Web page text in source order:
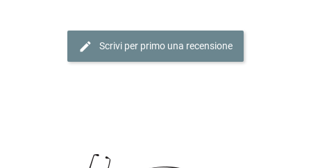
edit Scrivi per primo una recensione